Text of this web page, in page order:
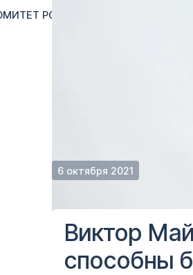
РОССИИ
6 октября 2021
Виктор
способны